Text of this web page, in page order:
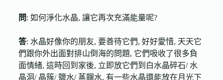
問: 如何淨化水晶, 讓它再次充滿能量呢?
答: 水晶好像你的朋友, 要善待它們, 好好愛惜, 天天它
們跟你外出面對排山倒海的問題, 它們吸收了很多負
面情緒, 這時回到家後, 立即放它們到白水晶碎石/ 水
晶洞/ 晶簇/ 鹽水/ 蒸餾水, 有一些水晶還能放在月光下